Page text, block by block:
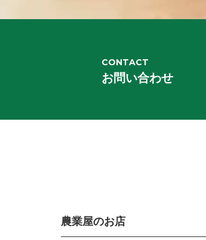
CONTACT
お問い合わせ
農業屋のお店